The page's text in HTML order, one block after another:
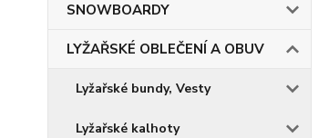
SNOWBOARDY
LYŽAŘSKÉ OBLEČENÍ A OBUV
Lyžařské bundy, Vesty
Lyžařské kalhoty